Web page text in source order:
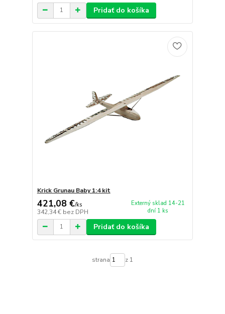
Pridať do košíka
Krick Grunau Baby 1:4 kit
421,08 €/ks
342,34 € bez DPH
Externý sklad 14-21
dní 1 ks
Pridať do košíka
strana z 1